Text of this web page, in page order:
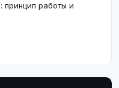
принцип работы и